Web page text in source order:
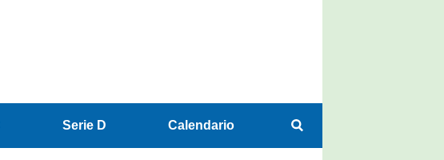
Serie D Calendario